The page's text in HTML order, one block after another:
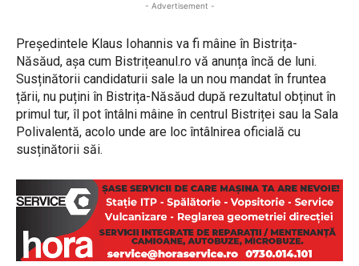
- Advertisement -
Președintele Klaus Iohannis va fi mâine în Bistrița-
Năsăud, așa cum Bistrițeanul.ro vă anunța încă de luni.
Susținătorii candidaturii sale la un nou mandat în fruntea
țării, nu puțini în Bistrița-Năsăud după rezultatul obținut în
primul tur, îl pot întâlni mâine în centrul Bistriței sau la Sala
Polivalentă, acolo unde are loc întâlnirea oficială cu
susținătorii săi.